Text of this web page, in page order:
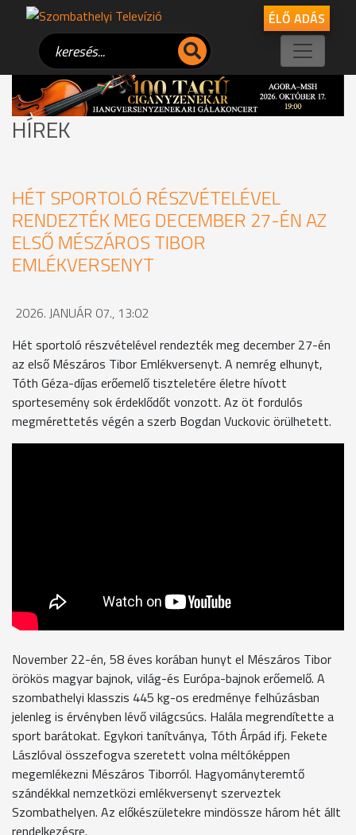
ÉLŐ ADÁS
HÍREK
HÉT SPORTOLÓ RÉSZVÉTELÉVEL
RENDEZTÉK MEG DECEMBER 27-ÉN AZ
ELSŐ MÉSZÁROS TIBOR
EMLÉKVERSENYT
2026. JANUÁR 07., 13:02
Hét sportoló részvételével rendezték meg december 27-én
az első Mészáros Tibor Emlékversenyt. A nemrég elhunyt,
Tóth Géza-díjas erőemelő tiszteletére életre hívott
sportesemény sok érdeklődőt vonzott. Az öt fordulós
megmérettetés végén a szerb Bogdan Vuckovic örülhetett.
November 22-én, 58 éves korában hunyt el Mészáros Tibor
örökös magyar bajnok, világ-és Európa-bajnok erőemelő. A
szombathelyi klasszis 445 kg-os eredménye felhúzásban
jelenleg is érvényben lévő világcsúcs. Halála megrendítette a
sport barátokat. Egykori tanítványa, Tóth Árpád ifj. Fekete
Lászlóval összefogva szeretett volna méltóképpen
megemlékezni Mészáros Tiborról. Hagyományteremtő
szándékkal nemzetközi emlékversenyt szerveztek
Szombathelyen. Az előkészületekre mindössze három hét állt
rendelkezésre.